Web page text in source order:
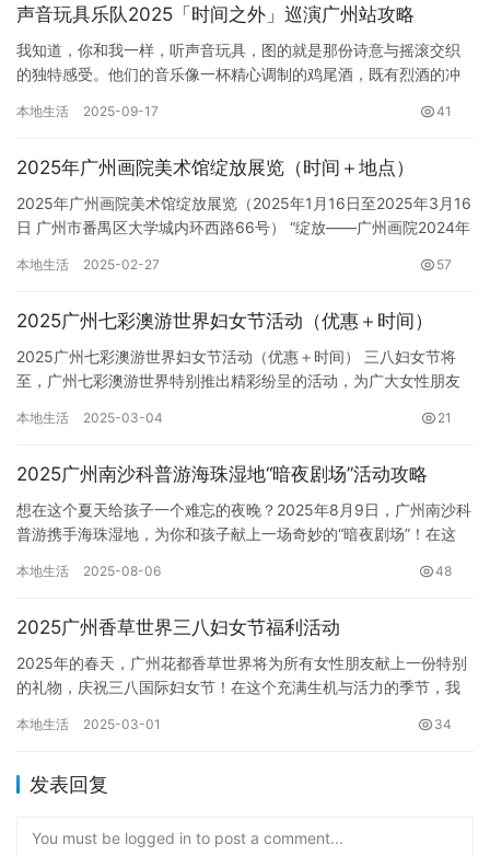
声音玩具乐队2025「时间之外」巡演广州站攻略
我知道，你和我一样，听声音玩具，图的就是那份诗意与摇滚交织
的独特感受。他们的音乐像一杯精心调制的鸡尾酒，既有烈酒的冲
仅仅是…
本地生活 2025-09-17 41
2025年广州画院美术馆绽放展览（时间＋地点）
2025年广州画院美术馆绽放展览（2025年1月16日至2025年3月16
日 广州市番禺区大学城内环西路66号） “绽放——广州画院2024年
本地生活 2025-02-27 57
2025广州七彩澳游世界妇女节活动（优惠＋时间）
2025广州七彩澳游世界妇女节活动（优惠＋时间） 三八妇女节将
至，广州七彩澳游世界特别推出精彩纷呈的活动，为广大女性朋友
…
本地生活 2025-03-04 21
2025广州南沙科普游海珠湿地“暗夜剧场”活动攻略
想在这个夏天给孩子一个难忘的夜晚？2025年8月9日，广州南沙科
普游携手海珠湿地，为你和孩子献上一场奇妙的“暗夜剧场”！在这
本地生活 2025-08-06 48
2025广州香草世界三八妇女节福利活动
2025年的春天，广州花都香草世界将为所有女性朋友献上一份特别
的礼物，庆祝三八国际妇女节！在这个充满生机与活力的季节，我
本…
本地生活 2025-03-01 34
发表回复
You must be logged in to post a comment...